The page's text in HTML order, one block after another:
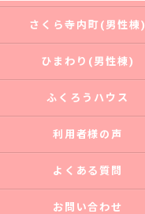
さくら寺内町(男性棟)
ひまわり(男性棟)
ふくろうハウス
利用者様の声
よくある質問
お問い合わせ